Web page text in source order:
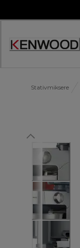
Stativmiksere